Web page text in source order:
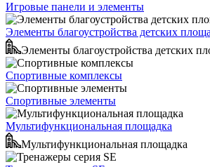
Игровые панели и элементы
Элементы благоустройства детских
Элементы благоустройства детских
Спортивные комплексы
Спортивные элементы
Мультифункциональная площадка
Мультифункциональная площадка